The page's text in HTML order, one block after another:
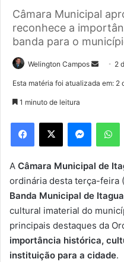
Câmara Municipal
reconhece a
banda para o
Welington Campos
e
m
e
-
m
a
2
Esta matéria foi atualizada em: 2
1 minuto de leitura
A Câmara Municipal de
ordinária desta terça-feira
Banda Municipal de
cultural imaterial do
principais destaques da
importância histórica,
instituição para a cidade.